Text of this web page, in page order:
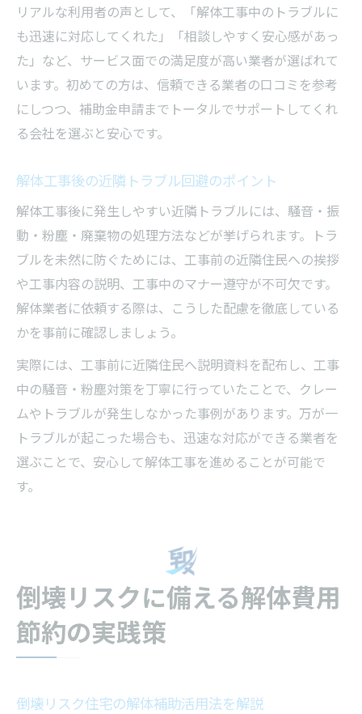
リアルな利用者の声として、「解体工事中のトラブルに
も迅速に対応してくれた」「相談しやすく安心感があっ
た」など、サービス面での満足度が高い業者が選ばれて
います。初めての方は、信頼できる業者の口コミを参考
にしつつ、補助金申請までトータルでサポートしてくれ
る会社を選ぶと安心です。
解体工事後の近隣トラブル回避のポイント
解体工事後に発生しやすい近隣トラブルには、騒音・振
動・粉塵・廃棄物の処理方法などが挙げられます。トラ
ブルを未然に防ぐためには、工事前の近隣住民への挨拶
や工事内容の説明、工事中のマナー遵守が不可欠です。
解体業者に依頼する際は、こうした配慮を徹底している
かを事前に確認しましょう。
実際には、工事前に近隣住民へ説明資料を配布し、工事
中の騒音・粉塵対策を丁寧に行っていたことで、クレー
ムやトラブルが発生しなかった事例があります。万が一
トラブルが起こった場合も、迅速な対応ができる業者を
選ぶことで、安心して解体工事を進めることが可能で
す。
倒壊リスクに備える解体費用
節約の実践策
倒壊リスク住宅の解体補助活用法を解説